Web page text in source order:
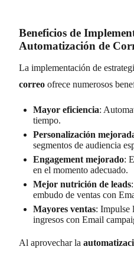
Beneficios de
Automatización de
La implementación de
correo ofrece numerosos
Mayor eficiencia:
tiempo.
Personalización
segmentos de audiencia
Engagement mejorado:
en el momento adecuado.
Mejor nutrición de leads
embudo de ventas con
Mayores ventas: Impulse
ingresos con Email
Al aprovechar la